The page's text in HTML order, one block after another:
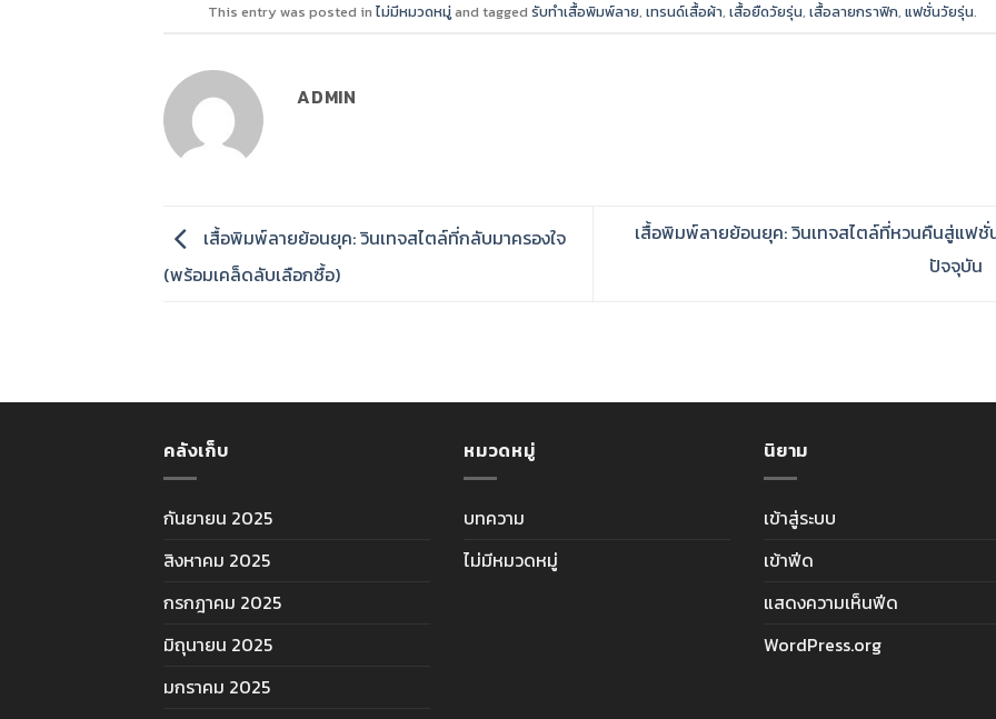
This entry was posted inไม่มีหมวดหมู่and taggedรับทำเสื้อพิมพ์ลาย,เทรนด์เสื้อผ้า,เสื้อยืดวัยรุ่น,เสื้อลายกราฟิก,แฟชั่นวัยรุ่น.
ADMIN
เสื้อพิมพ์ลายย้อนยุค: วินเทจสไตล์ที่กลับมาครองใจ
(พร้อมเคล็ดลับเลือกซื้อ)
เสื้อพิมพ์ลายย้อนยุค: วินเทจสไตล์ที่หวนคืนสู่แฟชั่
ปัจจุบัน
คลังเก็บ
กันยายน 2025
สิงหาคม 2025
กรกฎาคม 2025
มิถุนายน 2025
มกราคม 2025
หมวดหมู่
บทความ
ไม่มีหมวดหมู่
นิยาม
เข้าสู่ระบบ
เข้าฟีด
แสดงความเห็นฟีด
WordPress.org